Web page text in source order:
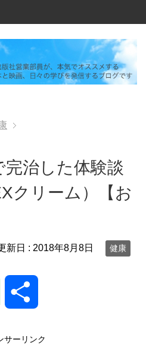
治した体験談
クリーム）【お
新日 : 2018年8月8日 健康
サーリンク